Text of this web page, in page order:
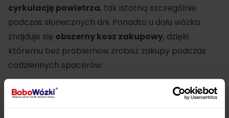
cyrkulację powietrza, tak istotną szczególnie
podczas słonecznych dni. Ponadto u dołu wózka
znajduje się obszerny kosz zakupowy, dzięki
któremu bez problemów zrobisz zakupy podczas
codziennych spacerów.
FotelikBritax
oferuje najbardziej
płaską pozycję, która jest
najzdrowsza dla